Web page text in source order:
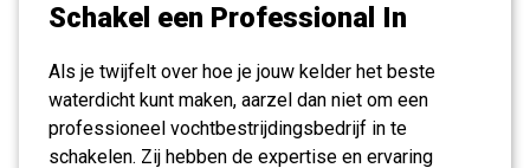
Schakel een Professional In
Als je twijfelt over hoe je jouw kelder het beste
waterdicht kunt maken, aarzel dan niet om een
professioneel vochtbestrijdingsbedrijf in te
schakelen. Zij hebben de expertise en ervaring